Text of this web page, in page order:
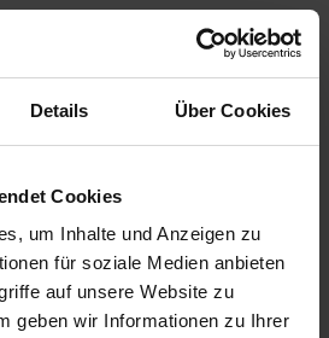
Details Über Cookies
Cookies
um Inhalte und Anzeigen zu
für soziale Medien anbieten
auf unsere Website zu
geben wir Informationen zu Ihrer